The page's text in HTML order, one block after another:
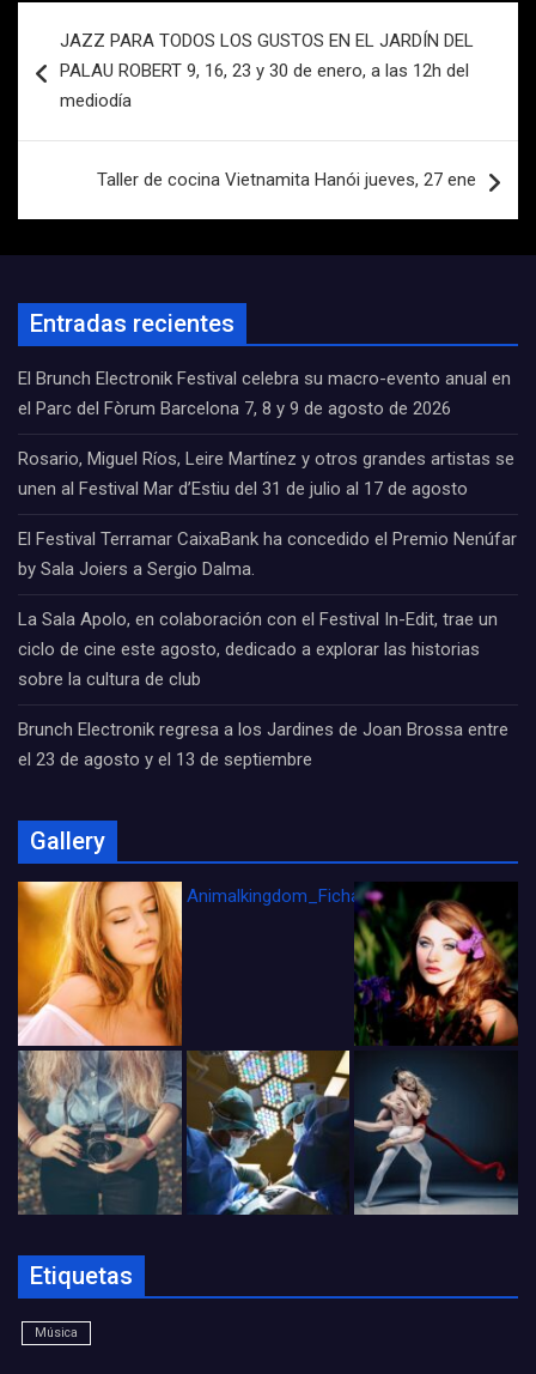
de
entradas
JAZZ PARA TODOS LOS GUSTOS EN EL JARDÍN DEL
PALAU ROBERT 9, 16, 23 y 30 de enero, a las 12h del
mediodía
Taller de cocina Vietnamita Hanói jueves, 27 ene
Entradas recientes
El Brunch Electronik Festival celebra su macro-evento anual en
el Parc del Fòrum Barcelona 7, 8 y 9 de agosto de 2026
Rosario, Miguel Ríos, Leire Martínez y otros grandes artistas se
unen al Festival Mar d’Estiu del 31 de julio al 17 de agosto
El Festival Terramar CaixaBank ha concedido el Premio Nenúfar
by Sala Joiers a Sergio Dalma.
La Sala Apolo, en colaboración con el Festival In-Edit, trae un
ciclo de cine este agosto, dedicado a explorar las historias
sobre la cultura de club
Brunch Electronik regresa a los Jardines de Joan Brossa entre
el 23 de agosto y el 13 de septiembre
Gallery
Animalkingdom_FichaCine
Etiquetas
Música